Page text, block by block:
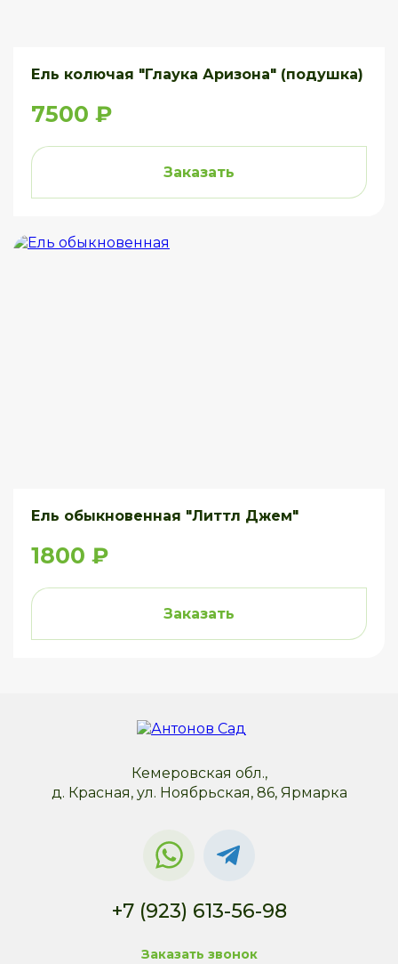
Ель колючая "Глаука Аризона" (подушка)
7500 ₽
Заказать
Ель обыкновенная "Литтл Джем"
1800 ₽
Заказать
Кемеровская обл.,
д. Красная, ул. Ноябрьская, 86, Ярмарка
+7 (923) 613-56-98
Заказать звонок